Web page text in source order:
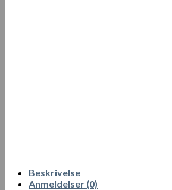
Beskrivelse
Anmeldelser (0)